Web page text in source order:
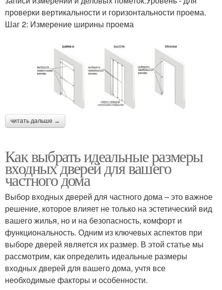
проверки вертикальности и горизонтальности проема.
Шаг 2: Измерение ширины проема
читать дальше →
Как выбрать идеальные размеры
входных дверей для вашего
частного дома
Выбор входных дверей для частного дома – это важное
решение, которое влияет не только на эстетический вид
вашего жилья, но и на безопасность, комфорт и
функциональность. Одним из ключевых аспектов при
выборе дверей является их размер. В этой статье мы
рассмотрим, как определить идеальные размеры
входных дверей для вашего дома, учтя все
необходимые факторы и особенности.